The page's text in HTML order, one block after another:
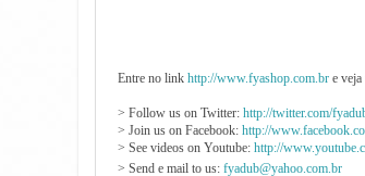
Entre no link http://www.fyashop.com.br e veja
> Follow us on Twitter: http://twitter.com/
> Join us on Facebook: http://
> See videos on Youtube: http://
> Send e mail to us: fyadub@yahoo.com.br